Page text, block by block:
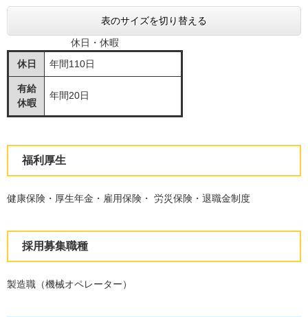
表のサイズを切り替える
休日・休暇
休日
年間110日
有給
休暇
年間20日
福利厚生
健康保険・厚生年金・雇用保険・ 労災保険・退職金制度
採用募集職種
製造職（機械オペレーター）